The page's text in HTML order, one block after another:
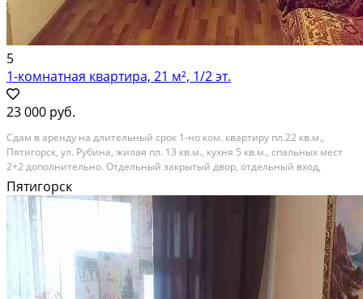
5
1-комнатная квартира, 21 м², 1/2 эт.
23 000 руб.
Сдам в аренду на длительный срок 1-но ком. квартиру пл.22 кв.м.,
Пятигорск, ул. Рубина, жилая пл. 13 кв.м., кухня 5 кв.м., спальных мест
2+2 дополнительно. Отдельный закрытый двор, отдельный вход,
стоянка наземная на придомовой территории. Квартира расположены
в 3 минутах ходьбы от центра города...
Аренда на длительный срок; Общая площадь: 21 м²; Бытовая техника:
Плита, Холодильник, Стиральная машина, Фен; Комиссия: 100%; Залог:
Без залога
Пятигорск